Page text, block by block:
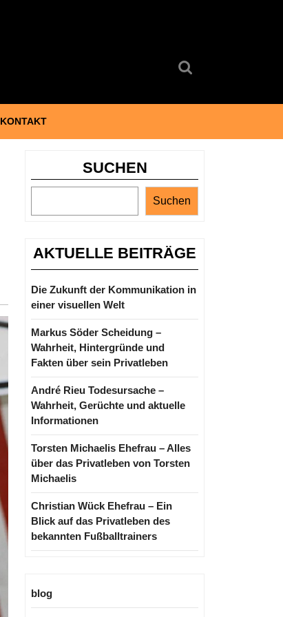
KONTAKT
SUCHEN
Suchen
AKTUELLE BEITRÄGE
Die Zukunft der Kommunikation in
einer visuellen Welt
Markus Söder Scheidung –
Wahrheit, Hintergründe und
Fakten über sein Privatleben
André Rieu Todesursache –
Wahrheit, Gerüchte und aktuelle
Informationen
Torsten Michaelis Ehefrau – Alles
über das Privatleben von Torsten
Michaelis
Christian Wück Ehefrau – Ein
Blick auf das Privatleben des
bekannten Fußballtrainers
blog